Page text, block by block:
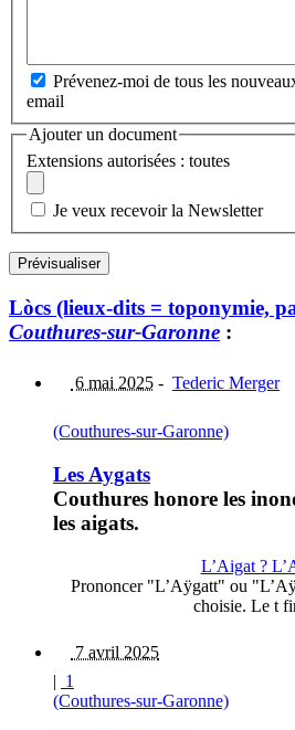
Prévenez-moi de tous les
email
Ajouter un document
Extensions autorisées : toutes
Je veux recevoir la Newsletter
Lòcs (lieux-dits = toponymie,
Couthures-sur-Garonne :
6 mai 2025 - Tederic Merger
(Couthures-sur-Garonne)
Les Aygats
Couthures honore les
les aigats.
L’Aigat ?
Prononcer "L’Aÿgatt" ou
choisie. Le t
7 avril 2025
| 1
(Couthures-sur-Garonne)